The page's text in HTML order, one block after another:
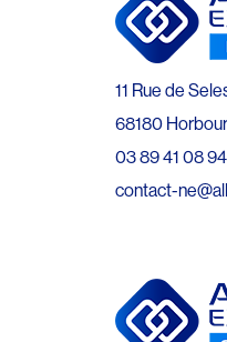
11 Rue de
68180
03 89 41 08 94
contact-